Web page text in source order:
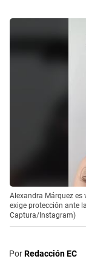
Alexandra Márquez
exige protección ante
Captura/Instagram)
PorRedacción EC